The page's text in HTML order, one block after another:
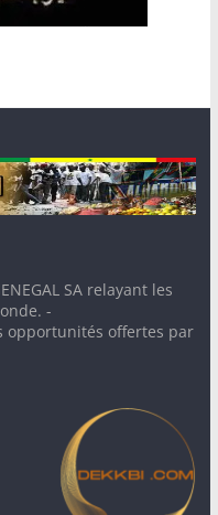
SA relayant les
-
opportunités offertes par